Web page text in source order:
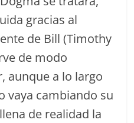
gracias al
de Bill (Timothy
de modo
aunque a lo largo
vaya cambiando su
de realidad la